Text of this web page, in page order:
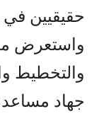
حقيقيين في
واستعرض
والتخطيط
جهاد